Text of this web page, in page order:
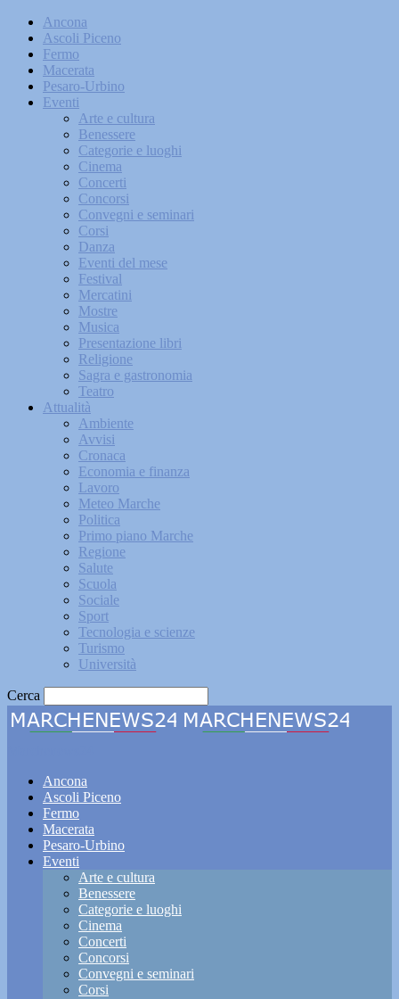
Ancona
Ascoli Piceno
Fermo
Macerata
Pesaro-Urbino
Eventi
Arte e cultura
Benessere
Categorie e luoghi
Cinema
Concerti
Concorsi
Convegni e seminari
Corsi
Danza
Eventi del mese
Festival
Mercatini
Mostre
Musica
Presentazione libri
Religione
Sagra e gastronomia
Teatro
Attualità
Ambiente
Avvisi
Cronaca
Economia e finanza
Lavoro
Meteo Marche
Politica
Primo piano Marche
Regione
Salute
Scuola
Sociale
Sport
Tecnologia e scienze
Turismo
Università
Cerca
Ancona
Ascoli Piceno
Fermo
Macerata
Pesaro-Urbino
Eventi
Arte e cultura
Benessere
Categorie e luoghi
Cinema
Concerti
Concorsi
Convegni e seminari
Corsi